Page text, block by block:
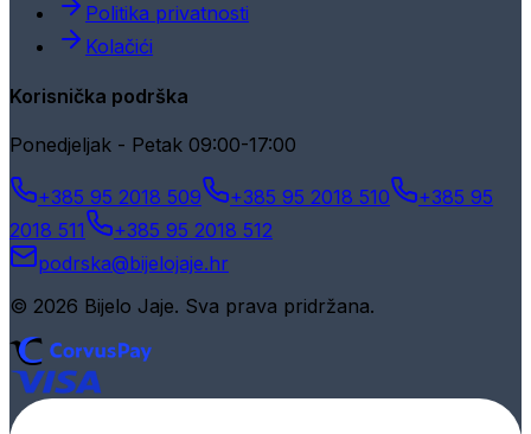
Politika privatnosti
Kolačići
Korisnička podrška
Ponedjeljak - Petak 09:00-17:00
+385 95 2018 509 +385 95 2018 510
+385 95
2018 511
+385 95 2018 512
podrska@bijelojaje.hr
© 2026 Bijelo Jaje. Sva prava pridržana.